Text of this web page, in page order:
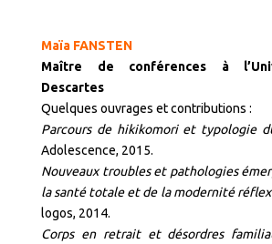
Maïa FANSTEN
Maître de conférences à
Descartes
Quelques ouvrages et contributions :
Parcours de hikikomori et typologie
Adolescence, 2015.
Nouveaux troubles et pathologies
la santé totale et de la modernité
logos, 2014.
Corps en retrait et désordres